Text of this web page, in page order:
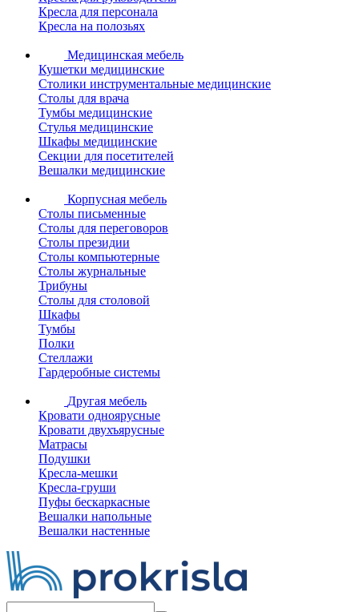
Кресла для персонала
Кресла на полозьях
Медицинская мебель
Кушетки медицинские
Столики инструментальные медицинские
Столы для врача
Тумбы медицинские
Стулья медицинские
Шкафы медицинские
Секции для посетителей
Вешалки медицинские
Корпусная мебель
Столы письменные
Столы для переговоров
Столы президии
Столы компьютерные
Столы журнальные
Трибуны
Столы для столовой
Шкафы
Тумбы
Полки
Стеллажи
Гардеробные системы
Другая мебель
Кровати одноярусные
Кровати двухъярусные
Матрасы
Подушки
Кресла-мешки
Кресла-груши
Пуфы бескаркасные
Вешалки напольные
Вешалки настенные